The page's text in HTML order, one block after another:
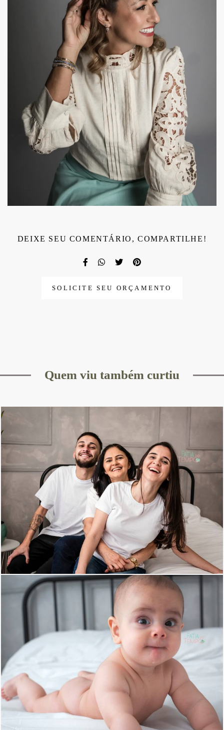
DEIXE SEU COMENTÁRIO, COMPARTILHE!
SOLICITE SEU ORÇAMENTO
Quem viu também curtiu